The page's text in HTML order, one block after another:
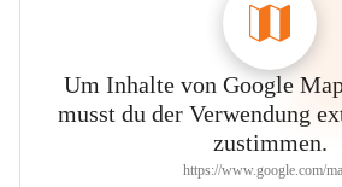
Um Inhalte von Google
musst du der Verwendung
zustimmen.
https://www.google.com/